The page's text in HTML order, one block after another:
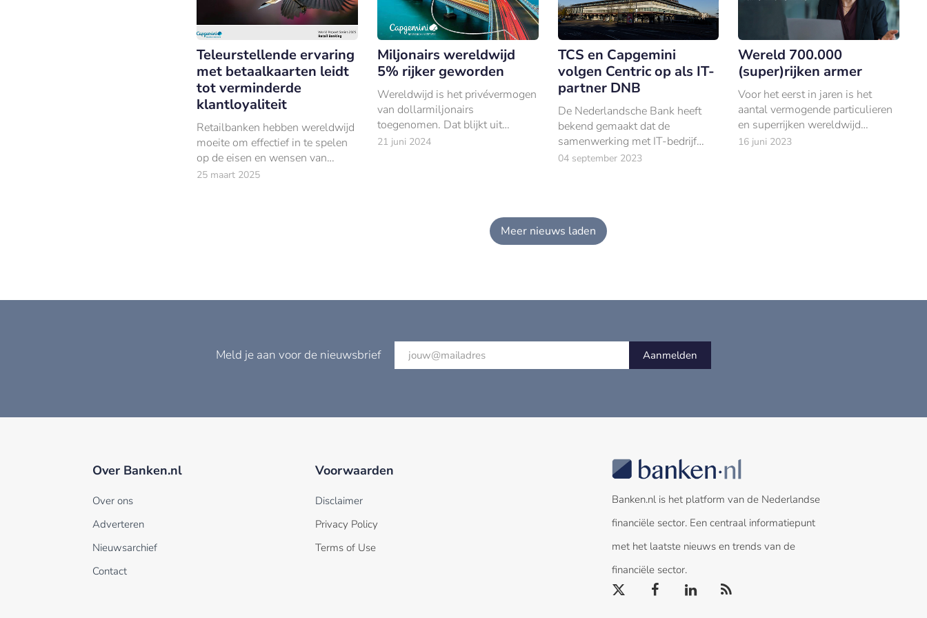
Teleurstellende ervaring
met betaalkaarten leidt
tot verminderde
klantloyaliteit
Retailbanken hebben wereldwijd
moeite om effectief in te spelen
op de eisen en wensen van
zogeheten digital-natives
25 maart 2025
Miljonairs wereldwijd
5% rijker geworden
Wereldwijd is het privévermogen
van dollarmiljonairs
toegenomen. Dat blijkt uit
onderzoek van Capgemini.
21 juni 2024
TCS en Capgemini
volgen Centric op als IT-
partner DNB
De Nederlandsche Bank heeft
bekend gemaakt dat de
samenwerking met IT-bedrijf
Centric begin volgend jaar ten
04 september 2023
Wereld 700.000
(super)rijken armer
Voor het eerst in jaren is het
aantal vermogende particulieren
en superrijken wereldwijd
afgenomen. Dat blijkt uit het
16 juni 2023
Meer nieuws laden
Meld je aan voor de nieuwsbrief Aanmelden
Over Banken.nl
Over ons
Adverteren
Nieuwsarchief
Contact
Voorwaarden
Disclaimer
Privacy Policy
Terms of Use
Banken.nl is het platform van de Nederlandse
financiële sector. Een centraal informatiepunt
met het laatste nieuws en trends van de
financiële sector.